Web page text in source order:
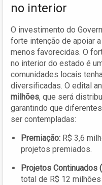
no interior
O investimento do
forte intenção de apoiar
menos favorecidas. O
no interior do estado é
comunidades locais
diversificadas. O edital
milhões, que será
garantindo que
ser contempladas:
Premiação: R$ 3,6
projetos premiados.
Projetos Continuados
total de R$ 12